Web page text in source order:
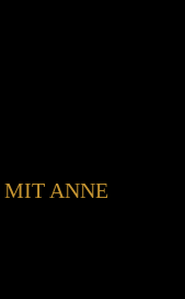
MIT ANNE